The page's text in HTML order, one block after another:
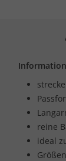
reine
ideal